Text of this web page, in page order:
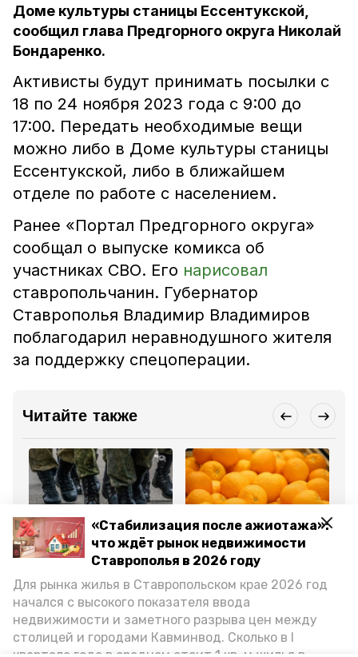
«Стабилизация после ажиотажа»:
что ждёт рынок недвижимости
Ставрополья в 2026 году
Для рынка жилья в Ставропольском крае 2026 год
начался с высокого показателя ввода
недвижимости и заметного разрыва цен между
столицей и городами Кавминвод. Сколько в I
Доме культуры станицы Ессентукской,
сообщил глава Предгорного округа Николай
Бондаренко.
Активисты будут принимать посылки с
18 по 24 ноября 2023 года с 9:00 до
17:00. Передать необходимые вещи
можно либо в Доме культуры станицы
Ессентукской, либо в ближайшем
отделе по работе с населением.
Ранее «Портал Предгорного округа»
сообщал о выпуске комикса об
участниках СВО. Его нарисовал
ставропольчанин. Губернатор
Ставрополья Владимир Владимиров
поблагодарил неравнодушного жителя
за поддержку спецоперации.
Читайте также
Общество
17 октября 2023, 17:40
Глава Предгорья
бесплатно отправить
посылки участникам
СВО
16 ноября 2023, 16:54
Бойцам СВО отправят
Предгорного округа к
Новому году
Все новости